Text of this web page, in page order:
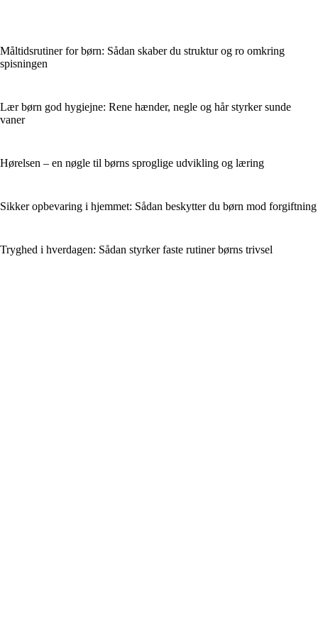
Måltidsrutiner for børn: Sådan skaber du struktur og ro omkring
spisningen
Lær børn god hygiejne: Rene hænder, negle og hår styrker sunde
vaner
Hørelsen – en nøgle til børns sproglige udvikling og læring
Sikker opbevaring i hjemmet: Sådan beskytter du børn mod forgiftning
Tryghed i hverdagen: Sådan styrker faste rutiner børns trivsel